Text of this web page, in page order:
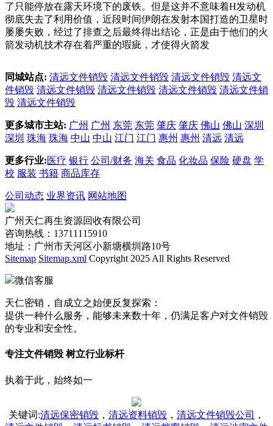
了只能停放在露天环境下的废铁。但是这并不意味着H发动机
彻底失去了利用价值，近段时间伊朗在发射本国打造的卫星时
屡屡失败，经过了排查之后最终得出结论，正是由于他们的火
箭发动机技术存在着严重的瑕疵，才使得火箭发
同城站点: 清远文件销毁 清远文件销毁 清远文件销毁 清远文
件销毁 清远文件销毁 清远文件销毁 清远文件销毁 清远文件销
毁 清远文件销毁
更多城市主站: 广州 广州 东莞 东莞 肇庆 肇庆 佛山 佛山 深圳
深圳 珠海 珠海 中山 中山 江门 江门 惠州 惠州 清远 清远
更多行业:医疗 银行 公司/财务 海关 食品 化妆品 保险 硬盘 学
校 服装 书籍 商品库存
公司动态 业界资讯 网站地图
广州天仁再生资源回收有限公司
咨询热线：13711115910
地址：广州市天河区小新塘横圳路10号
Sitemap Sitemap.xml Copyright 2025 All Rights Reserved
微信客服
天仁密销，自成立之始便反复探索：
提供一种什么服务，能够未来数十年，仍满足客户对文件销毁
的专业和安全性。
专注文件销毁 树立行业标杆
执着于此，始终如一
关键词:清远保密销毁 ， 清远资料销毁 ， 清远文件销毁公司
，